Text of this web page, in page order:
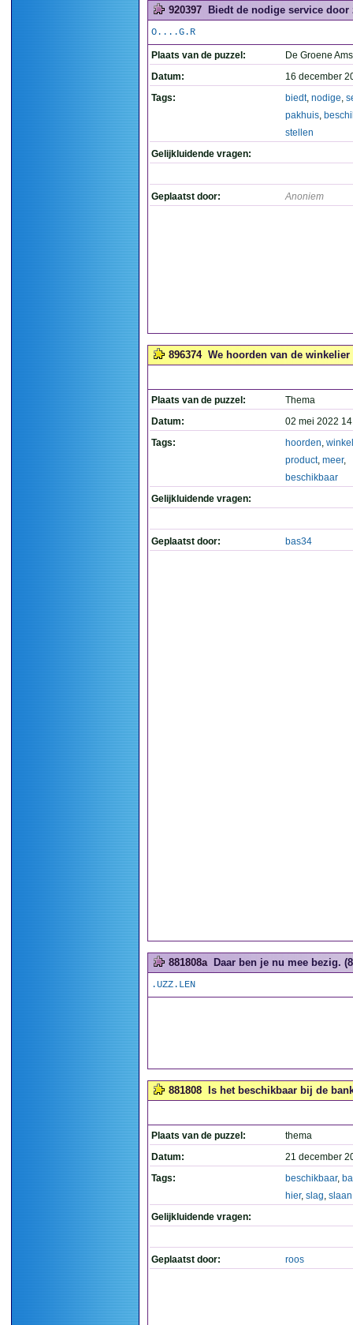
920397 Biedt de nodige service
O....G.R
Plaats van de puzzel:
De Groene
Datum:
16 december
Tags:
biedt, nodige,
pakhuis,
stellen
Gelijkluidende vragen:
Geplaatst door: Anoniem
896374 We hoorden van de
Plaats van de puzzel:
Thema
Datum:
02 mei 2022
Tags:
hoorden,
product, meer,
beschikbaar
Gelijkluidende vragen:
Geplaatst door: bas34
881808a Daar ben je nu mee bezig.
.UZZ.LEN
881808 Is het beschikbaar bij de
Plaats van de puzzel:
thema
Datum:
21 december
Tags:
beschikbaar,
hier, slag, slaan
Gelijkluidende vragen:
Geplaatst door: roos